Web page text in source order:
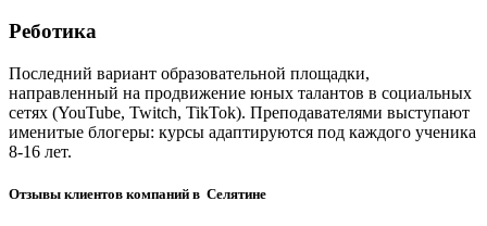
Реботика
Последний вариант образовательной площадки,
направленный на продвижение юных талантов в социальных
сетях (YouTube, Twitch, TikTok). Преподавателями выступают
именитые блогеры: курсы адаптируются под каждого ученика
8-16 лет.
Отзывы клиентов компаний в Селятине